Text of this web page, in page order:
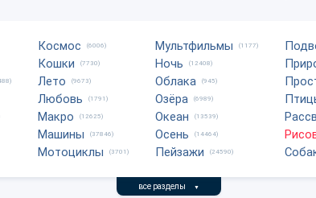
Космос (6006)
Кошки (7730)
Лето (9673)
Любовь (1791)
Макро (12625)
Машины (37846)
Мотоциклы (3701)
Мультфильмы (1177)
Ночь (12408)
Облака (945)
Озёра (6989)
Океан (13539)
Осень (14464)
Пейзажи (24590)
все разделы ▼